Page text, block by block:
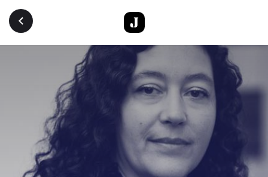
Aller au contenu principal